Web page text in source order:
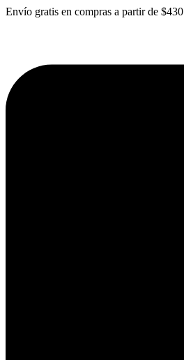
Envío gratis en compras a partir de $430